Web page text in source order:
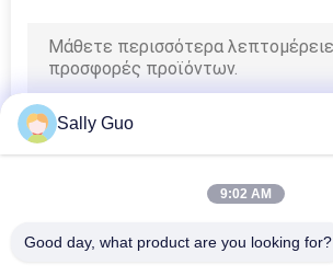
Sally Guo
9:02 AM
Good day, what product are you looking for?